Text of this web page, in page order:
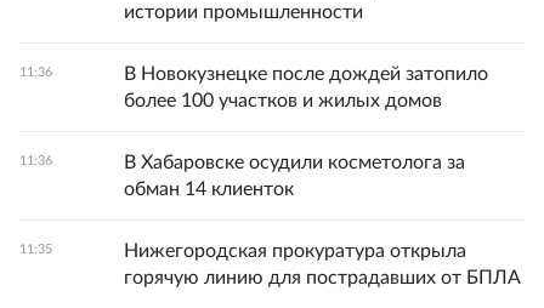
истории промышленности
11:36
В Новокузнецке после дождей затопило
более 100 участков и жилых домов
11:36
В Хабаровске осудили косметолога за
обман 14 клиенток
11:35
Нижегородская прокуратура открыла
горячую линию для пострадавших от БПЛА